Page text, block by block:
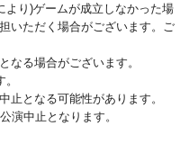
より)ゲームが成立しなかった場
いただく場合がございます。ご
なる場合がございます。
中止となる可能性があります。
演中止となります。